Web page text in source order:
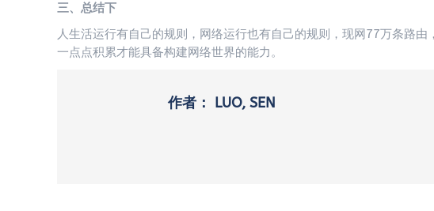
三、总结下
人生活运行有自己的规则，网络运行也有自己的规则，现网77万条路
一点点积累才能具备构建网络世界的能力。
作者： LUO, SEN